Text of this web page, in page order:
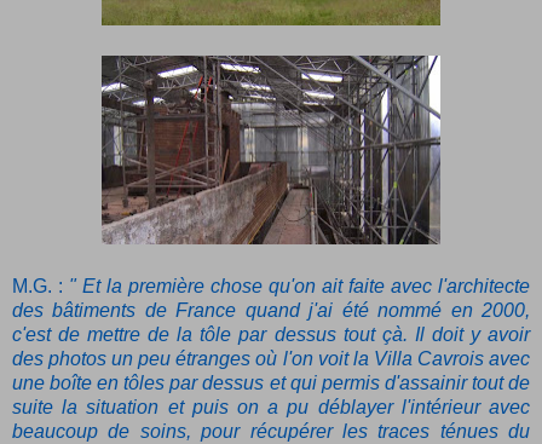
M.G. : " Et la première chose qu'on ait faite avec l'architecte
des bâtiments de France quand j'ai été nommé en 2000,
c'est de mettre de la tôle par dessus tout çà. Il doit y avoir
des photos un peu étranges où l'on voit la Villa Cavrois avec
une boîte en tôles par dessus et qui permis d'assainir tout de
suite la situation et puis on a pu déblayer l'intérieur avec
beaucoup de soins, pour récupérer les traces ténues du